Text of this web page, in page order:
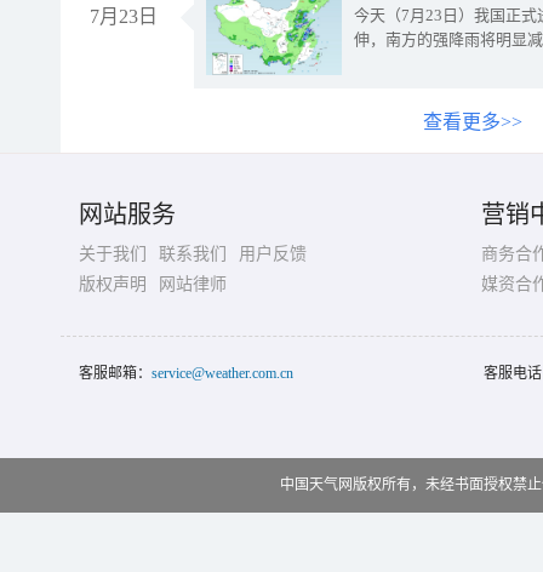
7月23日
今天（7月23日）我国正
伸，南方的强降雨将明显
查看更多>>
网站服务
关于我们 联系我们
用户反馈
版权声明
网站律师
营销
商务合
媒资合
客服邮箱： service@weather.com.cn 客服电
中国天气网版权所有，未经书面授权